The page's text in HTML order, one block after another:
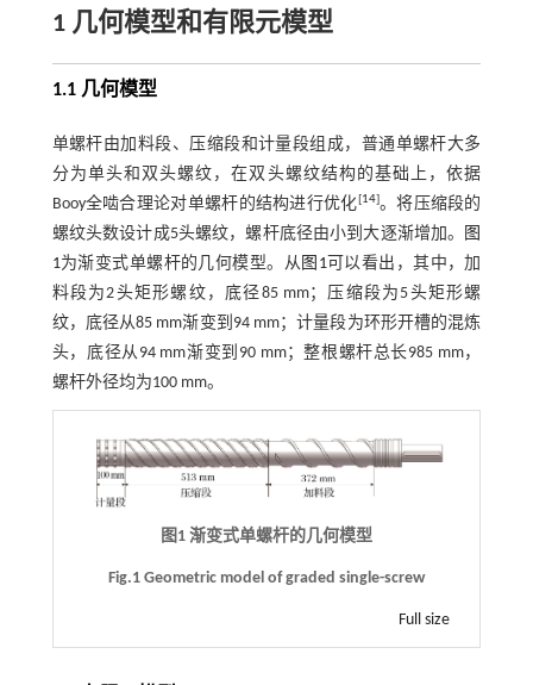
1 几何模型和有限元模型
1.1 几何模型
单螺杆由加料段、压缩段和计量段组成，普通单螺杆大多
分为单头和双头螺纹，在双头螺纹结构的基础上，依据
Booy全啮合理论对单螺杆的结构进行优化[14]。将压缩段的
螺纹头数设计成5头螺纹，螺杆底径由小到大逐渐增加。
图
1为渐变式单螺杆的几何模型。从图1可以看出，其中，加
料段为2头矩形螺纹，底径85 mm；压缩段为5头矩形螺
纹，底径从85 mm渐变到94 mm；计量段为环形开槽的混炼
头，底径从94 mm渐变到90 mm；整根螺杆总长985 mm，
螺杆外径均为100 mm。
图1 渐变式单螺杆的几何模型
Fig.1 Geometric model of graded single-screw
Full size